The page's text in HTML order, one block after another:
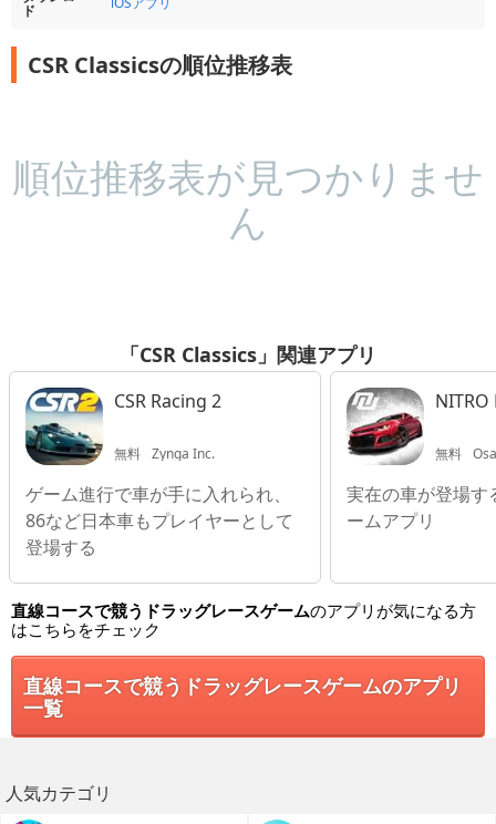
ド
CSR Classicsの順位推移表
順位推移表が見つかりませ
ん
「CSR Classics」関連アプリ
CSR Racing 2
無料 Zynga Inc.
ゲーム進行で車が手に入れられ、
86など日本車もプレイヤーとして
登場する
無料
実在の車が登場す
ームアプリ
直線コースで競うドラッグレースゲームのアプリが気になる方
はこちらをチェック
直線コースで競うドラッグレースゲームのアプリ
一覧
人気カテゴリ